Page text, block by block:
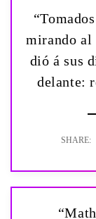
mirando al
dió á sus
delante: